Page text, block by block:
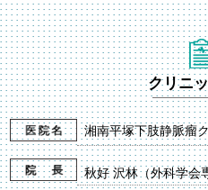
クリニ
湘南平塚下肢静脈瘤
秋好 沢林（外科学会